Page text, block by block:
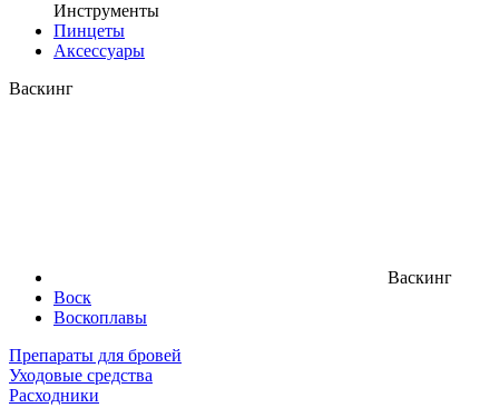
Инструменты
Пинцеты
Аксессуары
Васкинг
Васкинг
Воск
Воскоплавы
Препараты для бровей
Уходовые средства
Расходники